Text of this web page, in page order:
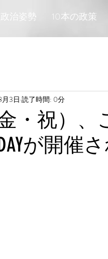
政治姿勢 10本の政策
金・祝）
が開催さ
3日 読了時間: 0分